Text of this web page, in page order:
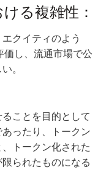
る複雑性：
クイティのよう
価し、流通市場で公
。
ことを目的として
ったり、トークン
トークン化された
られたものになる